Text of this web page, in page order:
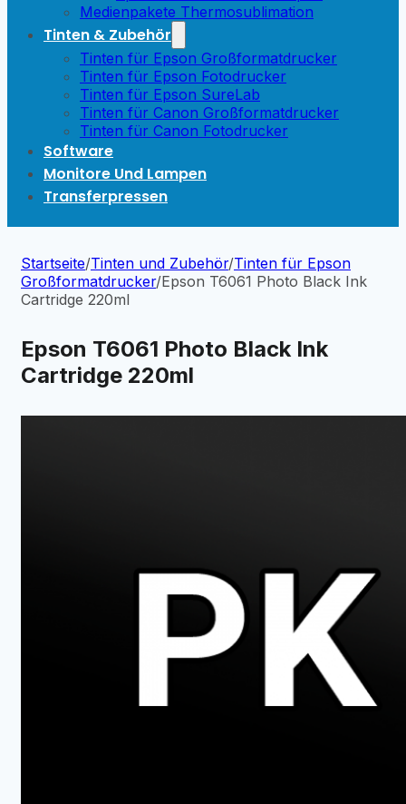
Medienpakete Thermosublimation
Tinten & Zubehör
Tinten für Epson Großformatdrucker
Tinten für Epson Fotodrucker
Tinten für Epson SureLab
Tinten für Canon Großformatdrucker
Tinten für Canon Fotodrucker
Software
Monitore Und Lampen
Transferpressen
Startseite/Tinten und Zubehör/Tinten für Epson
Großformatdrucker/Epson T6061 Photo Black Ink
Cartridge 220ml
Epson T6061 Photo Black Ink
Cartridge 220ml